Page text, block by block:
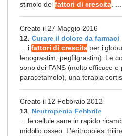
stimolo dei fattori di crescita
Creato il 27 Maggio 2016
12. Curare il dolore da farmaci
... i fattori di crescita per i
lenograstim, pegfilgrastim). Le
sono dei FANS (molto efficace e
paracetamolo), una terapia
Creato il 12 Febbraio 2012
13. Neutropenia Febbrile
... le cellule sane in rapido
midollo osseo. L'eritropoiesi